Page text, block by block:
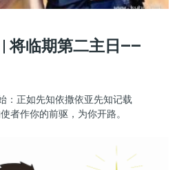
| 将临期第二主日——
：正如先知依撒依亚先知记载
者作你的前驱，为你开路。